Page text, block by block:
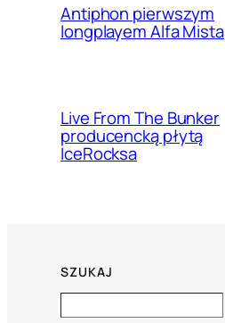
Antiphon pierwszym
longplayem Alfa Mista
Live From The Bunker
producencką płytą
IceRocksa
SZUKAJ